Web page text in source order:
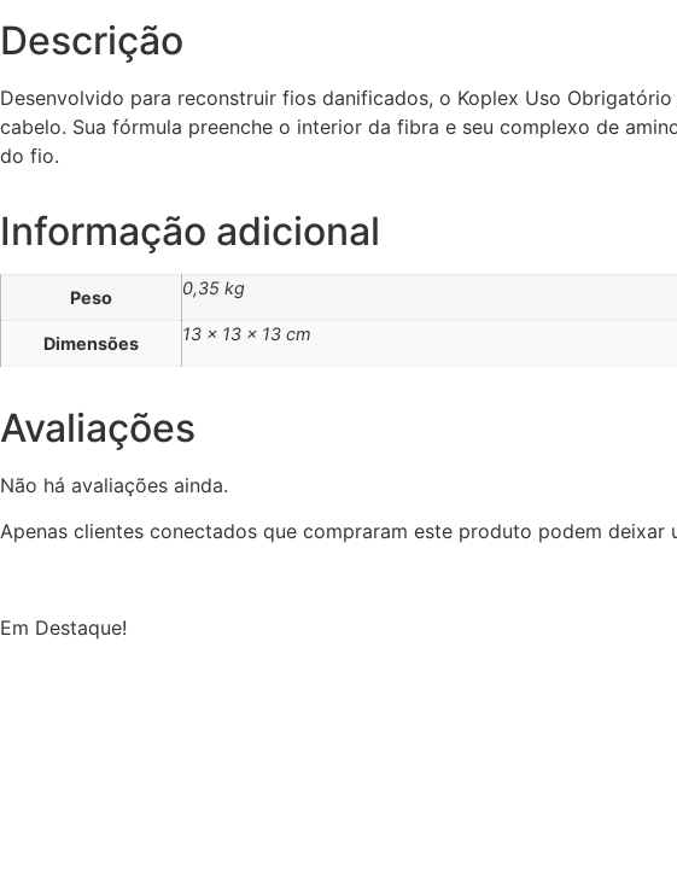
Descrição
Desenvolvido para reconstruir fios danificados, o Koplex Uso
cabelo. Sua fórmula preenche o interior da fibra e seu complexo de
do fio.
Informação adicional
Peso 0,35 kg
Dimensões 13 × 13 × 13 cm
Avaliações
Não há avaliações ainda.
Apenas clientes conectados que compraram este produto podem deixar
Em Destaque!